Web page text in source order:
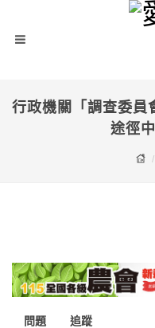
行政機關「調查委員
途徑
問題 追蹤